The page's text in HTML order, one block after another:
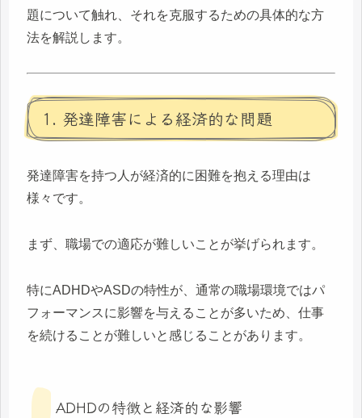
題について触れ、それを克服するための具体的な方
法を解説します。
1. 発達障害による経済的な問題
発達障害を持つ人が経済的に困難を抱える理由は
様々です。
まず、職場での適応が難しいことが挙げられます。
特にADHDやASDの特性が、通常の職場環境ではパ
フォーマンスに影響を与えることが多いため、仕事
を続けることが難しいと感じることがあります。
ADHDの特徴と経済的な影響